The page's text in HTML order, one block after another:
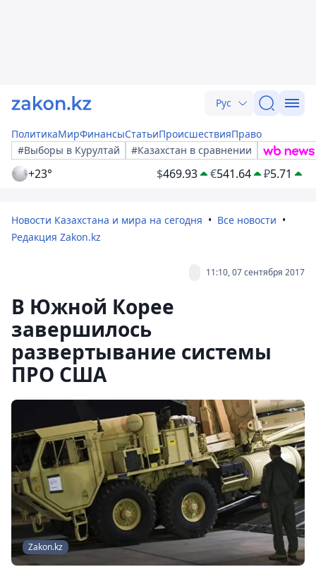
Рус
ПолитикаМирФинансыСтатьиПроисшествияПраво
#Выборы в Курултай
#Казахстан в сравнении
+23° $469.93 €541.64 ₽5.71
Новости Казахстана и мира на сегодня
Все новости
Редакция Zakon.kz
11:10, 07 сентября 2017
В Южной Корее
завершилось
развертывание системы
ПРО США
Zakon.kz